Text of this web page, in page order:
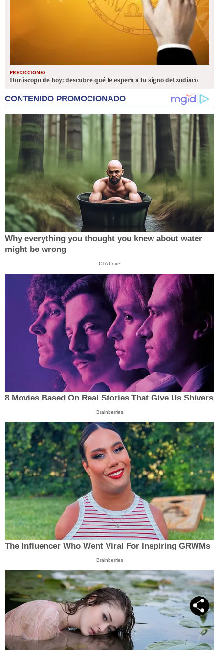
PREDICCIONES
Horóscopo de hoy: descubre qué le espera a tu signo del zodiaco
CONTENIDO PROMOCIONADO
Why everything you thought you knew about water
might be wrong
CTA Love
8 Movies Based On Real Stories That Give Us Shivers
Brainberries
The Influencer Who Went Viral For Inspiring GRWMs
Brainberries